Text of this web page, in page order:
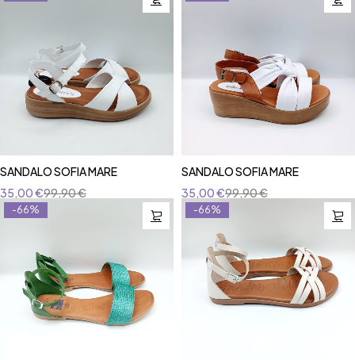
SANDALO SOFIA MARE
99,90€
35,00€
SANDALO SOFIA MARE
99,90€
35,00€
-66% -66%